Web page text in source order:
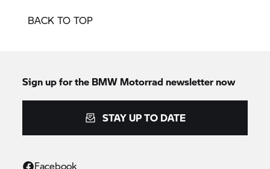
BACK TO TOP
Sign up for the BMW Motorrad newsletter now
STAY UP TO DATE
Facebook